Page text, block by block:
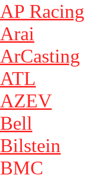
AP Racing
Arai
ArCasting
ATL
AZEV
Bell
Bilstein
BMC